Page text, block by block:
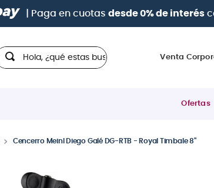
Paga conhasta 12 cuotas sin
¿qué estas buscando?
Venta
Ofertas
Cencerro Meinl Diego Galé DG-RTB - Royal Timbale 8"